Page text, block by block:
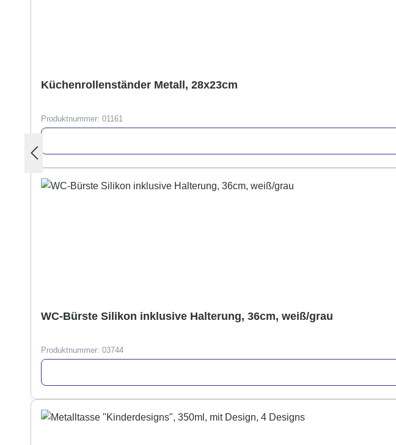
Küchenrollenständer Metall, 28x23cm
Produktnummer: 01161
WC-Bürste Silikon inklusive Halterung, 36cm, weiß/grau
Produktnummer: 03744